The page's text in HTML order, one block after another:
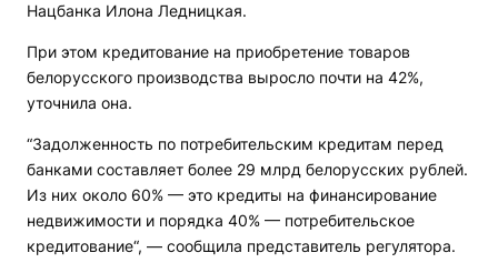
Нацбанка Илона Ледницкая.
При этом кредитование на приобретение товаров
белорусского производства выросло почти на 42%,
уточнила она.
“Задолженность по потребительским кредитам перед
банками составляет более 29 млрд белорусских рублей.
Из них около 60% — это кредиты на финансирование
недвижимости и порядка 40% — потребительское
кредитование“, — сообщила представитель регулятора.